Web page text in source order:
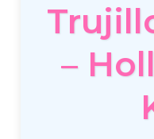
–